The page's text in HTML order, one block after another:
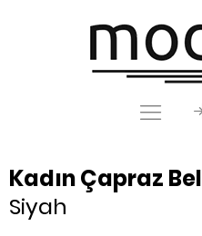
Kadın Çapraz Bel
Siyah